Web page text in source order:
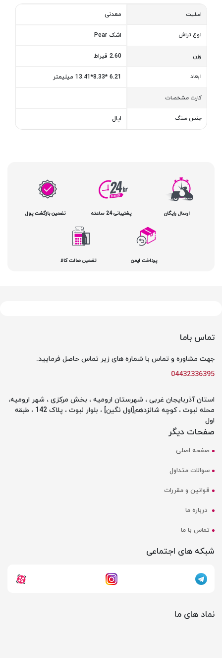
اصلیت معدنی
نوع تراش اشک Pear
وزن 2.60 قیراط
ابعاد 6.21 *8.33*13.41 میلیمتر
کارت مشخصات
جنس سنگ اپال
ارسال رایگان پشتیبانی 24 ساعته تضمین بازگشت پول
پرداخت ایمن تضمین صالت کالا
تماس باما
جهت مشاوره و تماس با شماره های زیر تماس حاصل فرمایید.
04432336395
استان آذربایجان غربی ، شهرستان ارومیه ، بخش مرکزی ، شهر ارومیه،
محله نبوت ، کوچه شانزدهم[اول نگین] ، بلوار نبوت ، پلاک 142 ، طبقه
اول
صفحات دیگر
صفحه اصلی
سوالات متداول
قوانین و مقررات
درباره ما
تماس با ما
شبکه های اجتماعی
نماد های ما